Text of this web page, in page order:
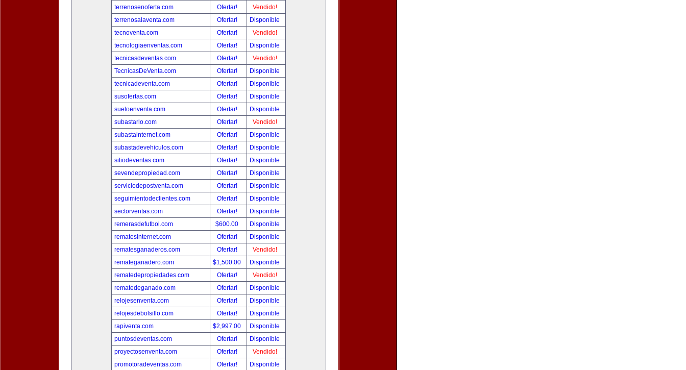
terrenosenoferta.com
Ofertar!
Vendido!
terrenosalaventa.com
Ofertar!
Disponible
tecnoventa.com
Ofertar!
Vendido!
tecnologiaenventas.com
Ofertar!
Disponible
tecnicasdeventas.com
Ofertar!
Vendido!
TecnicasDeVenta.com
Ofertar!
Disponible
tecnicadeventa.com
Ofertar!
Disponible
susofertas.com
Ofertar!
Disponible
sueloenventa.com
Ofertar!
Disponible
subastarlo.com
Ofertar!
Vendido!
subastainternet.com
Ofertar!
Disponible
subastadevehiculos.com
Ofertar!
Disponible
sitiodeventas.com
Ofertar!
Disponible
sevendepropiedad.com
Ofertar!
Disponible
serviciodepostventa.com
Ofertar!
Disponible
seguimientodeclientes.com
Ofertar!
Disponible
sectorventas.com
Ofertar!
Disponible
remerasdefutbol.com
$600.00
Disponible
rematesinternet.com
Ofertar!
Disponible
rematesganaderos.com
Ofertar!
Vendido!
remateganadero.com
$1,500.00
Disponible
rematedepropiedades.com
Ofertar!
Vendido!
rematedeganado.com
Ofertar!
Disponible
relojesenventa.com
Ofertar!
Disponible
relojesdebolsillo.com
Ofertar!
Disponible
rapiventa.com
$2,997.00
Disponible
puntosdeventas.com
Ofertar!
Disponible
proyectosenventa.com
Ofertar!
Vendido!
promotoradeventas.com
Ofertar! Disponible